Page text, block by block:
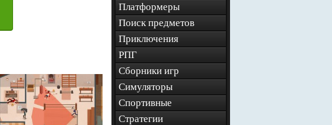
Платформеры
Поиск предметов
Приключения
РПГ
Сборники игр
Симуляторы
Спортивные
Стратегии